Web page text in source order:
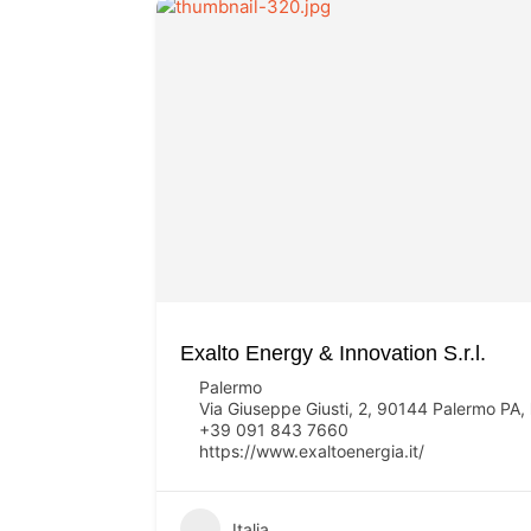
Exalto Energy & Innovation S.r.l.
Palermo
Via Giuseppe Giusti, 2, 90144 Palermo PA,
+39 091 843 7660
https://www.exaltoenergia.it/